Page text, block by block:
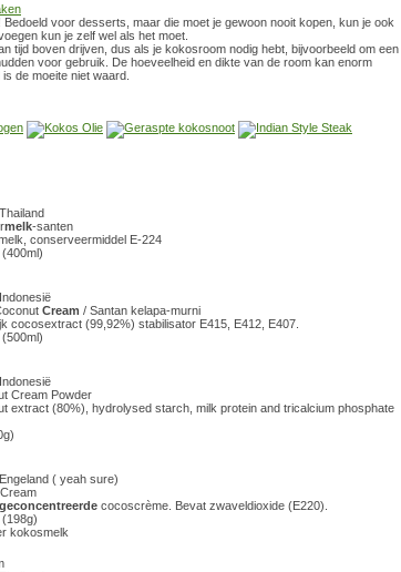
voor desserts, maar die moet je gewoon nooit kopen, kun je ook
kun je zelf wel als het moet.
tijd boven drijven, dus als je kokosroom nodig hebt, bijvoorbeeld om een
voor gebruik. De hoeveelheid en dikte van de room kan enorm
de moeite niet waard.
melk-santen
conserveermiddel E-224
Cream / Santan kelapa-murni
cocosextract (99,92%) stabilisator E415, E412, E407.
Cream Powder
extract (80%), hydrolysed starch, milk protein and tricalcium phosphate
( yeah sure)
geconcentreerde cocoscrème. Bevat zwaveldioxide (E220).
(198g)
kokosmelk